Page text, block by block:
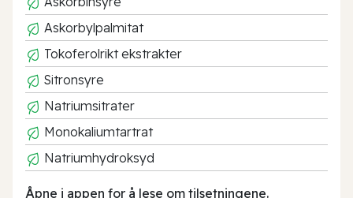
Askorbylpalmitat
Tokoferolrikt ekstrakter
Sitronsyre
Natriumsitrater
Monokaliumtartrat
Natriumhydroksyd
Åpne i appen for å lese om tilsetningene.